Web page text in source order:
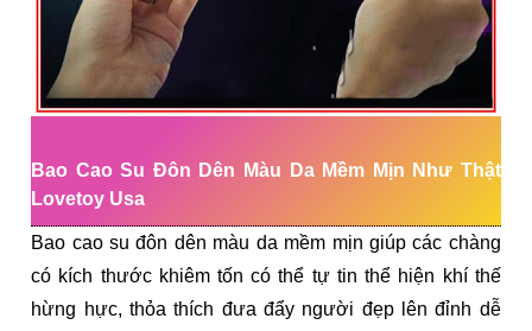
Bao Cao Su Đôn Dên Màu Da Mềm Mịn Như Thật
Lovetoy Usa
Bao cao su đôn dên màu da mềm mịn giúp các chàng
có kích thước khiêm tốn có thể tự tin thể hiện khí thế
hừng hực, thỏa thích đưa đẩy người đẹp lên đỉnh dễ